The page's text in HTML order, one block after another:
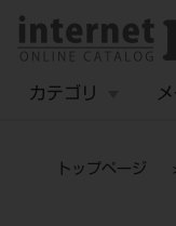
カテゴリ
トップページ